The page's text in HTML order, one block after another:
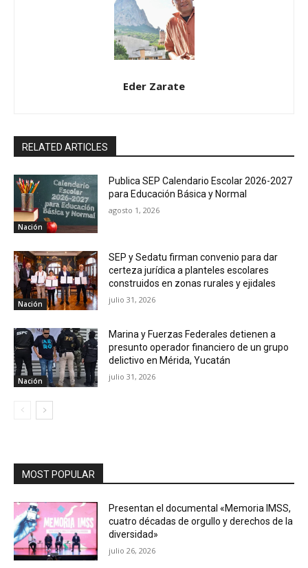
Eder Zarate
RELATED ARTICLES
Nación
Publica SEP Calendario Escolar 2026-2027
para Educación Básica y Normal
agosto 1, 2026
Nación
SEP y Sedatu firman convenio para dar
certeza jurídica a planteles escolares
construidos en zonas rurales y ejidales
julio 31, 2026
Nación
Marina y Fuerzas Federales detienen a
presunto operador financiero de un grupo
delictivo en Mérida, Yucatán
julio 31, 2026
MOST POPULAR
Presentan el documental «Memoria IMSS,
cuatro décadas de orgullo y derechos de la
diversidad»
julio 26, 2026